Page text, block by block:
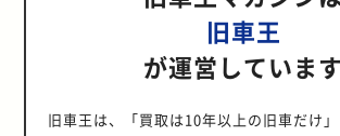
旧車王
が運営しています
旧車王は、「買取は10年以上の旧車だけ